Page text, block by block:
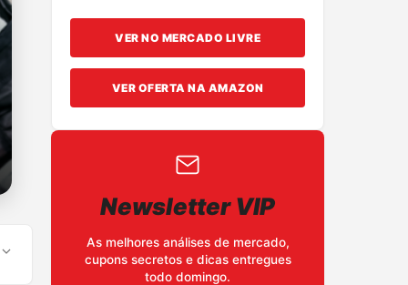
VER NO MERCADO LIVRE
VER OFERTA NA AMAZON
Newsletter VIP
As melhores análises de mercado,
cupons secretos e dicas entregues
todo domingo.